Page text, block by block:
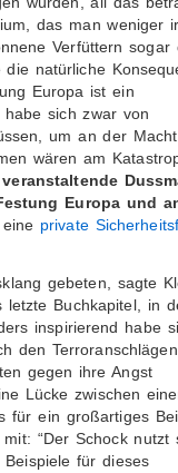
das man weniger
Verfüttern sogar
natürliche
Europa ist ein
habe sich zwar von
um an der
wären am
Europa und
eine private
gebeten, sagte
letzte Buchkapitel, in
inspirierend habe
den
gegen ihre Angst
Lücke zwischen
für ein großartiges
“Der Schock nutzt
Beispiele für dieses